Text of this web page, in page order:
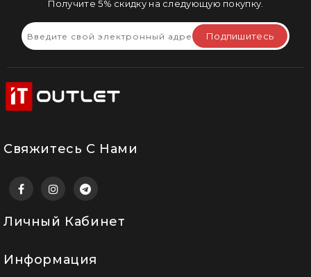
Получите 5% скидку на следующую покупку.
Подпишитесь
Свяжитесь С Нами
Личный Кабинет
Информация